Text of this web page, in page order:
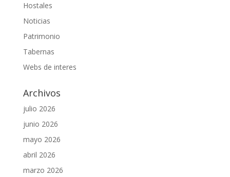
Hostales
Noticias
Patrimonio
Tabernas
Webs de interes
Archivos
julio 2026
junio 2026
mayo 2026
abril 2026
marzo 2026